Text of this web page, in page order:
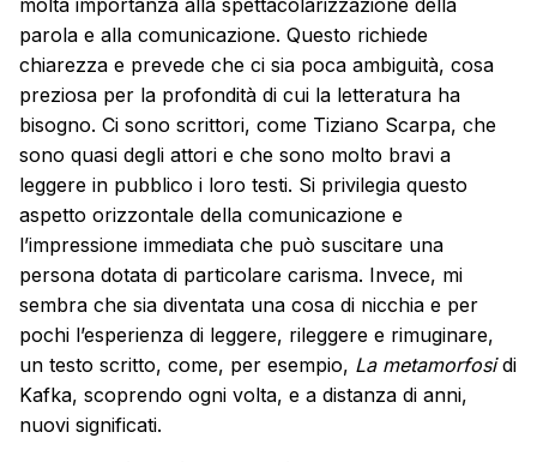
molta importanza alla spettacolarizzazione della
parola e alla comunicazione. Questo richiede
chiarezza e prevede che ci sia poca ambiguità, cosa
preziosa per la profondità di cui la letteratura ha
bisogno. Ci sono scrittori, come Tiziano Scarpa, che
sono quasi degli attori e che sono molto bravi a
leggere in pubblico i loro testi. Si privilegia questo
aspetto orizzontale della comunicazione e
l’impressione immediata che può suscitare una
persona dotata di particolare carisma. Invece, mi
sembra che sia diventata una cosa di nicchia e per
pochi l’esperienza di leggere, rileggere e rimuginare,
un testo scritto, come, per esempio, La metamorfosidi
Kafka, scoprendo ogni volta, e a distanza di anni,
nuovi significati.